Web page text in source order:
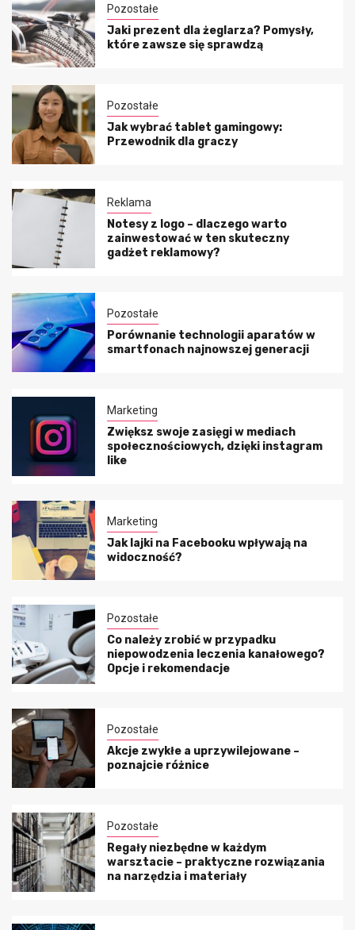
Pozostałe
Jaki prezent dla żeglarza? Pomysły,
które zawsze się sprawdzą
Pozostałe
Jak wybrać tablet gamingowy:
Przewodnik dla graczy
Reklama
Notesy z logo – dlaczego warto
zainwestować w ten skuteczny
gadżet reklamowy?
Pozostałe
Porównanie technologii aparatów w
smartfonach najnowszej generacji
Marketing
Zwiększ swoje zasięgi w mediach
społecznościowych, dzięki instagram
like
Marketing
Jak lajki na Facebooku wpływają na
widoczność?
Pozostałe
Co należy zrobić w przypadku
niepowodzenia leczenia kanałowego?
Opcje i rekomendacje
Pozostałe
Akcje zwykłe a uprzywilejowane –
poznajcie różnice
Pozostałe
Regały niezbędne w każdym
warsztacie – praktyczne rozwiązania
na narzędzia i materiały